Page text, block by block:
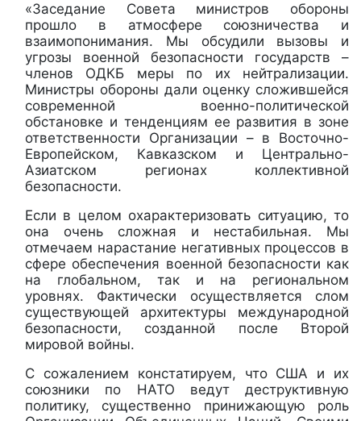
«Заседание Совета министров обороны
прошло в атмосфере союзничества и
взаимопонимания. Мы обсудили вызовы и
угрозы военной безопасности государств –
членов ОДКБ меры по их нейтрализации.
Министры обороны дали оценку сложившейся
современной военно-политической
обстановке и тенденциям ее развития в зоне
ответственности Организации – в Восточно-
Европейском, Кавказском и Центрально-
Азиатском регионах коллективной
безопасности.
Если в целом охарактеризовать ситуацию, то
она очень сложная и нестабильная. Мы
отмечаем нарастание негативных процессов в
сфере обеспечения военной безопасности как
на глобальном, так и на региональном
уровнях. Фактически осуществляется слом
существующей архитектуры международной
безопасности, созданной после Второй
мировой войны.
С сожалением констатируем, что США и их
союзники по НАТО ведут деструктивную
политику, существенно принижающую роль